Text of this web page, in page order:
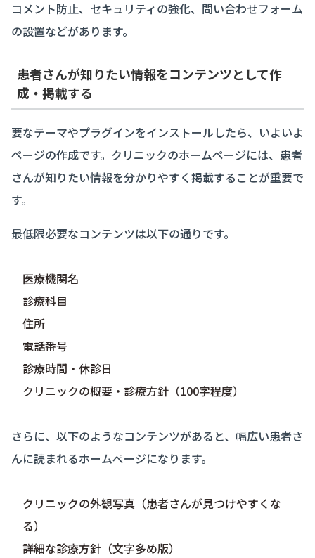
コメント防止、セキュリティの強化、問い合わせフォーム
の設置などがあります。
患者さんが知りたい情報をコンテンツとして作
成・掲載する
要なテーマやプラグインをインストールしたら、いよいよ
ページの作成です。クリニックのホームページには、患者
さんが知りたい情報を分かりやすく掲載することが重要で
す。
最低限必要なコンテンツは以下の通りです。
医療機関名
診療科目
住所
電話番号
診療時間・休診日
クリニックの概要・診療方針（100字程度）
さらに、以下のようなコンテンツがあると、幅広い患者さ
んに読まれるホームぺージになります。
クリニックの外観写真（患者さんが見つけやすくな
る）
詳細な診療方針（文字多め版）